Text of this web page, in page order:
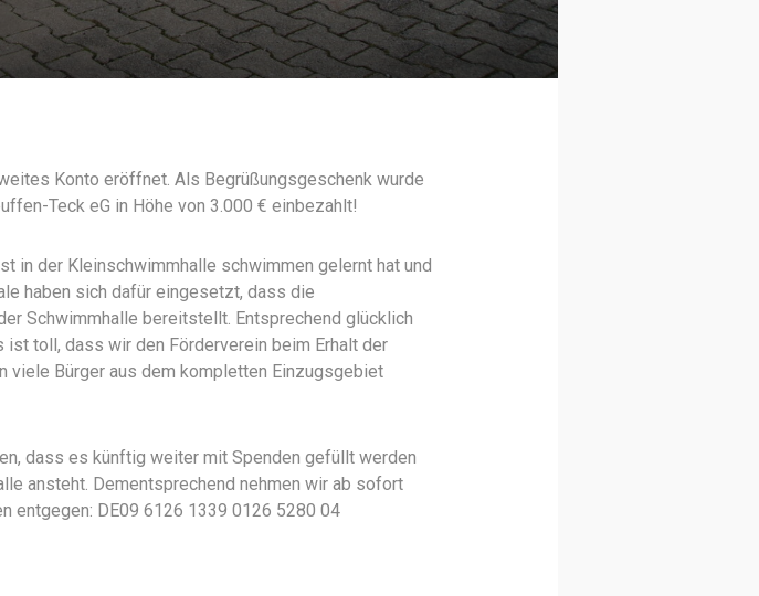
Konto eröffnet. Als Begrüßungsgeschenk wurde
Teck eG in Höhe von 3.000 € einbezahlt!
in der Kleinschwimmhalle schwimmen gelernt hat und
haben sich dafür eingesetzt, dass die
Schwimmhalle bereitstellt. Entsprechend glücklich
toll, dass wir den Förderverein beim Erhalt der
viele Bürger aus dem kompletten Einzugsgebiet
dass es künftig weiter mit Spenden gefüllt werden
ansteht. Dementsprechend nehmen wir ab sofort
entgegen: DE09 6126 1339 0126 5280 04